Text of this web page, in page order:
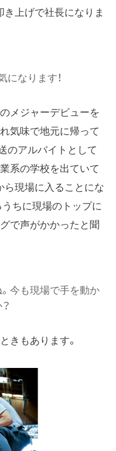
上げで社長になりま
なります！
メジャーデビューを
気味で地元に帰って
のアルバイトとして
系の学校を出ていて
ら現場に入ることにな
ちに現場のトップに
で声がかかったと聞
今も現場で手を動か
きもあります。